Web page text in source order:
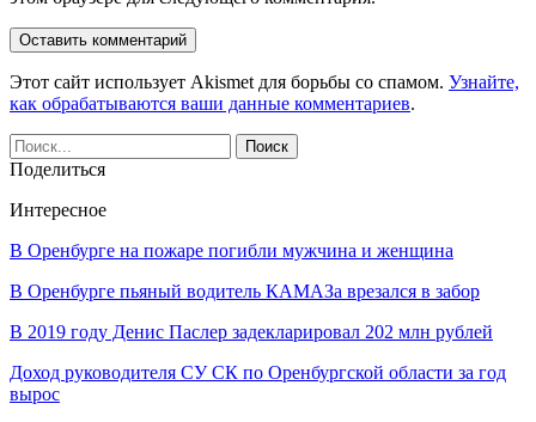
Этот сайт использует Akismet для борьбы со спамом. Узнайте,
как обрабатываются ваши данные комментариев.
Поделиться
Интересное
В Оренбурге на пожаре погибли мужчина и женщина
В Оренбурге пьяный водитель КАМАЗа врезался в забор
В 2019 году Денис Паслер задекларировал 202 млн рублей
Доход руководителя СУ СК по Оренбургской области за год
вырос